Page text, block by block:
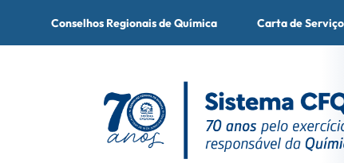
Conselhos Regionais de Química Carta de